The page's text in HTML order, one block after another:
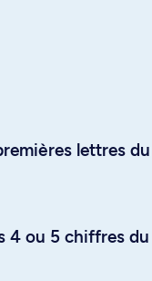
lettres
4 ou 5 chiffres du